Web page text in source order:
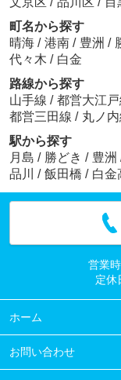
町名から探す
晴海 / 港南 / 豊洲 /
代々木 / 白金
路線から探す
山手線 / 都営大江戸
都営三田線 / 丸ノ
駅から探す
月島 / 勝どき / 豊洲
品川
/ 飯田橋 / 白金
営業時
定休
ホーム
お問い合わせ